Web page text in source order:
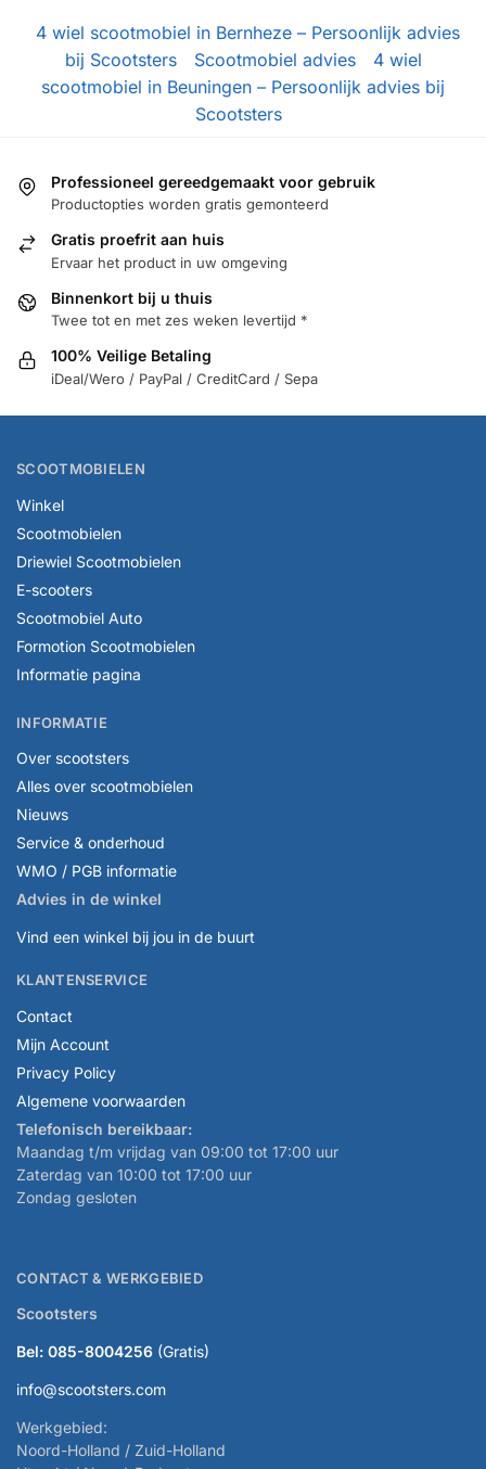
4 wiel scootmobiel in Bernheze – Persoonlijk advies
bij Scootsters
Scootmobiel advies
4 wiel
scootmobiel in Beuningen – Persoonlijk advies bij
Scootsters
Professioneel gereedgemaakt voor gebruik
Productopties worden gratis gemonteerd
Gratis proefrit aan huis
Ervaar het product in uw omgeving
Binnenkort bij u thuis
Twee tot en met zes weken levertijd *
100% Veilige Betaling
iDeal/Wero / PayPal / CreditCard / Sepa
SCOOTMOBIELEN
Winkel
Scootmobielen
Driewiel Scootmobielen
E-scooters
Scootmobiel Auto
Formotion Scootmobielen
Informatie pagina
INFORMATIE
Over scootsters
Alles over scootmobielen
Nieuws
Service & onderhoud
WMO / PGB informatie
Advies in de winkel
Vind een winkel bij jou in de buurt
KLANTENSERVICE
Contact
Mijn Account
Privacy Policy
Algemene voorwaarden
Telefonisch bereikbaar:
Maandag t/m vrijdag van 09:00 tot 17:00 uur
Zaterdag van 10:00 tot 17:00 uur
Zondag gesloten
CONTACT & WERKGEBIED
Scootsters
Bel: 085-8004256 (Gratis)
info@scootsters.com
Werkgebied:
Noord-Holland / Zuid-Holland